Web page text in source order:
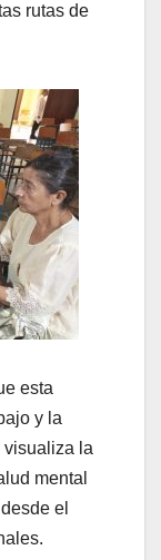
rutas de
esta
y la
visualiza la
mental
el